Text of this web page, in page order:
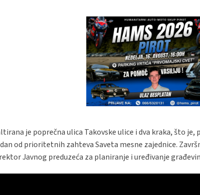
je poprečna ulica Takovske ulice i dva kraka, što
od prioritetnih zahteva Saveta mesne zajednice.
Javnog preduzeća za planiranje i uređivanje